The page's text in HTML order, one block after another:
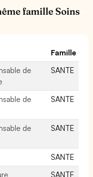
famille Soins
Famille
de
SANTE
de
SANTE
de
SANTE
SANTE
SANTE